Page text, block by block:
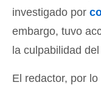
investigado por
embargo, tuvo
la culpabilidad
El redactor, por